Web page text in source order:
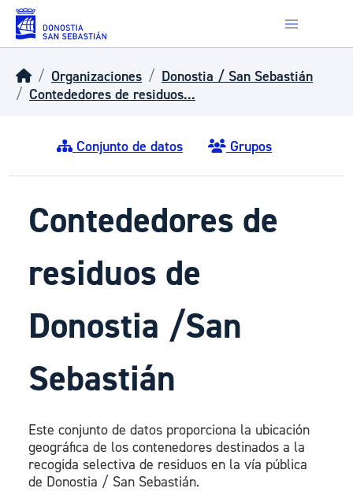
Skip to main content
Organizaciones
Donostia / San Sebastián
Contededores de residuos...
Conjunto de datos Grupos
Contededores de
residuos de
Donostia /San
Sebastián
Este conjunto de datos proporciona la ubicación
geográfica de los contenedores destinados a la
recogida selectiva de residuos en la vía pública
de Donostia / San Sebastián.